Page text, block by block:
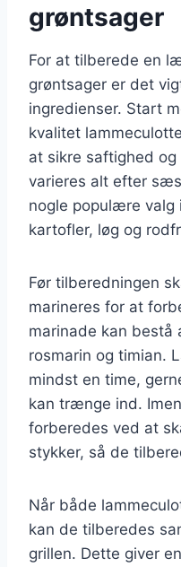
grøntsager
For at tilberede en
grøntsager er det
ingredienser. Start
kvalitet
at sikre saftighed og
varieres alt efter
nogle populære valg
kartofler, løg og
Før tilberedningen
marineres for at
marinade kan bestå
rosmarin og timian.
mindst en time,
kan trænge ind.
forberedes ved at
stykker, så de
Når både
kan de tilberedes
grillen. Dette giver